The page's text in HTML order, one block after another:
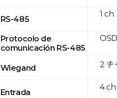
RS-485
Protocolo de
comunicación RS-485
Wiegand
Entrada
1 ch
2 チ
4 ch